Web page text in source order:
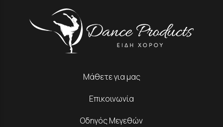
Μάθετε για μας
Επικοινωνία
Οδηγός Μεγεθών